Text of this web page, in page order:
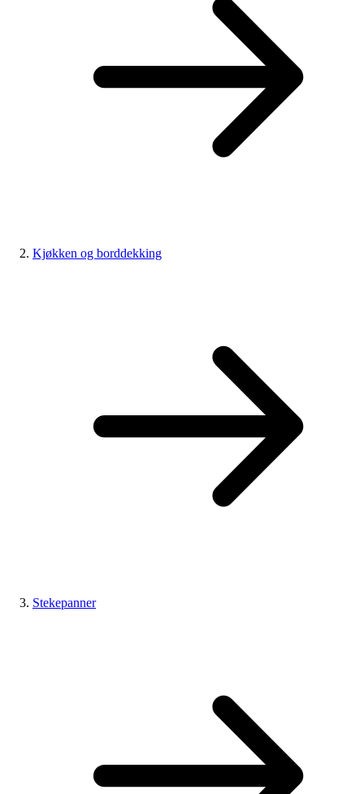
Kjøkken og borddekking
Stekepanner